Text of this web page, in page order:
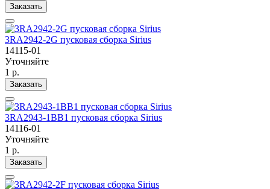
Заказать
3RA2942-2G пусковая сборка Sirius
14115-01
Уточняйте
1 р.
Заказать
3RA2943-1BB1 пусковая сборка Sirius
14116-01
Уточняйте
1 р.
Заказать